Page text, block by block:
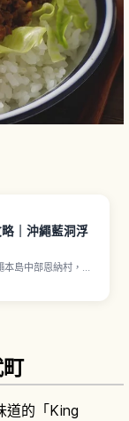
｜沖繩藍洞浮
島中部恩納村，從
下方有海蝕形成的
道的「King